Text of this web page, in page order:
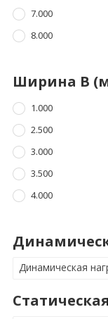
7.000
8.000
Ширина B
1.000
2.500
3.000
3.500
4.000
Динамическая